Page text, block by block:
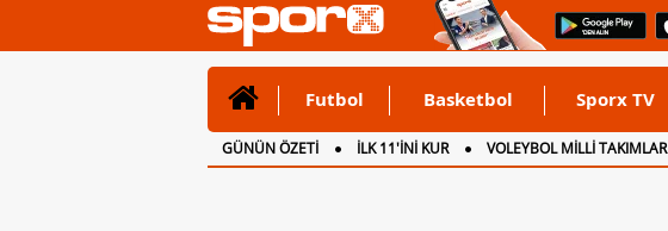
Futbol Basketbol Sporx TV
GÜNÜN ÖZETİ İLK 11'İNİ KUR VOLEYBOL MİLLİ TAKIMLAR
CANLI ANLATIM
İNGİLTERE